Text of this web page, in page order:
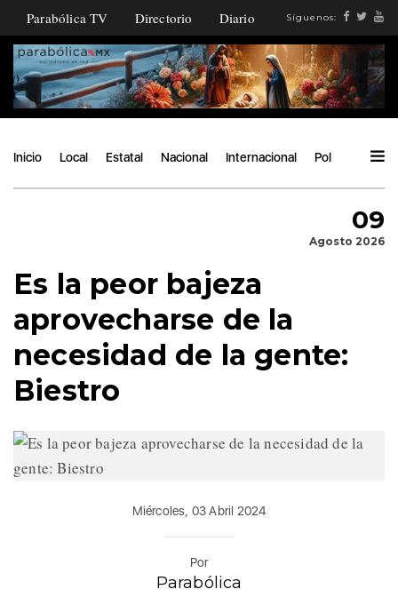
Parabólica TV Directorio Diario Síguenos:
Inicio Local Estatal Nacional Internacional Política
09
Agosto 2026
Es la peor bajeza
aprovecharse de la
necesidad de la gente:
Biestro
Miércoles, 03 Abril 2024
Por
Parabólica